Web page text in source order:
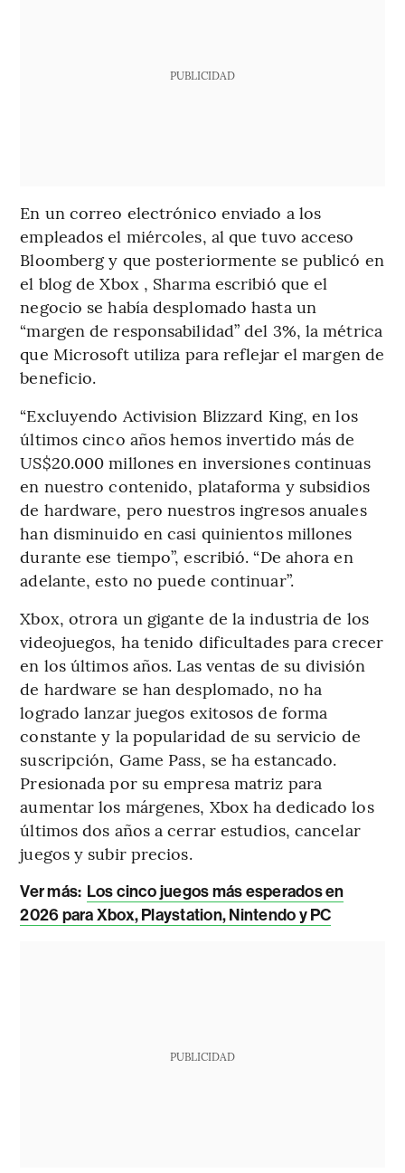
PUBLICIDAD
En un correo electrónico enviado a los
empleados el miércoles, al que tuvo acceso
Bloomberg y que posteriormente se publicó en
el blog de Xbox , Sharma escribió que el
negocio se había desplomado hasta un
“margen de responsabilidad” del 3%, la métrica
que Microsoft utiliza para reflejar el margen de
beneficio.
“Excluyendo Activision Blizzard King, en los
últimos cinco años hemos invertido más de
US$20.000 millones en inversiones continuas
en nuestro contenido, plataforma y subsidios
de hardware, pero nuestros ingresos anuales
han disminuido en casi quinientos millones
durante ese tiempo”, escribió. “De ahora en
adelante, esto no puede continuar”.
Xbox, otrora un gigante de la industria de los
videojuegos, ha tenido dificultades para crecer
en los últimos años. Las ventas de su división
de hardware se han desplomado, no ha
logrado lanzar juegos exitosos de forma
constante y la popularidad de su servicio de
suscripción, Game Pass, se ha estancado.
Presionada por su empresa matriz para
aumentar los márgenes, Xbox ha dedicado los
últimos dos años a cerrar estudios, cancelar
juegos y subir precios.
Ver más: Los cinco juegos más esperados en
2026 para Xbox, Playstation, Nintendo y PC
PUBLICIDAD